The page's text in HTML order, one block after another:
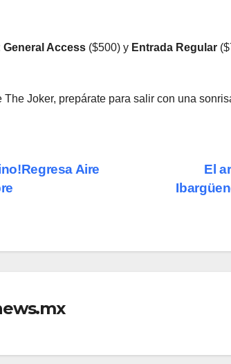
General Access ($500) y Entrada Regular
The Joker, prepárate para salir con una
El
Aire